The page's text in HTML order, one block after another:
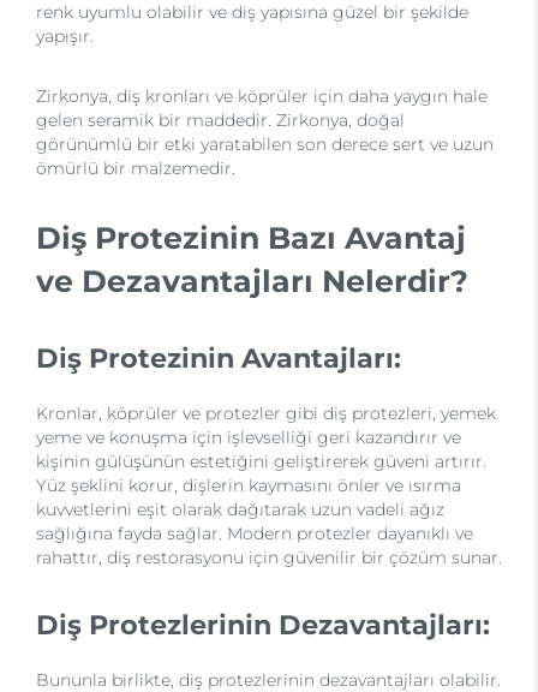
renk uyumlu olabilir ve diş yapısına güzel bir şekilde
yapışır.
Zirkonya, diş kronları ve köprüler için daha yaygın hale
gelen seramik bir maddedir. Zirkonya, doğal
görünümlü bir etki yaratabilen son derece sert ve uzun
ömürlü bir malzemedir.
Diş Protezinin Bazı Avantaj
ve Dezavantajları Nelerdir?
Diş Protezinin Avantajları:
Kronlar, köprüler ve protezler gibi diş protezleri, yemek
yeme ve konuşma için işlevselliği geri kazandırır ve
kişinin gülüşünün estetiğini geliştirerek güveni artırır.
Yüz şeklini korur, dişlerin kaymasını önler ve ısırma
kuvvetlerini eşit olarak dağıtarak uzun vadeli ağız
sağlığına fayda sağlar. Modern protezler dayanıklı ve
rahattır, diş restorasyonu için güvenilir bir çözüm sunar.
Diş Protezlerinin Dezavantajları:
Bununla birlikte, diş protezlerinin dezavantajları olabilir.